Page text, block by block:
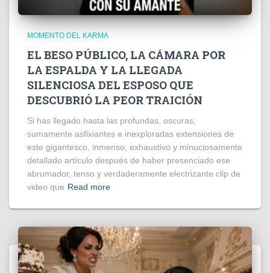
MOMENTO DEL KARMA
EL BESO PÚBLICO, LA CÁMARA POR
LA ESPALDA Y LA LLEGADA
SILENCIOSA DEL ESPOSO QUE
DESCUBRIÓ LA PEOR TRAICIÓN
Si has llegado hasta las profundas, oscuras,
sumamente asfixiantes e inexploradas extensiones de
este gigantesco, inmenso, exhaustivo y minuciosamente
detallado artículo después de haber presenciado ese
abrumador, tenso y verdaderamente electrizante clip de
video que Read more